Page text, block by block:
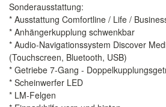
Sonderausstattung:
* Ausstattung Comfortline / Life /
* Anhängerkupplung schwenkbar
* Audio-Navigationssystem Discover
(Touchscreen, Bluetooth, USB)
* Getriebe 7-Gang -
* Scheinwerfer LED
* LM-Felgen